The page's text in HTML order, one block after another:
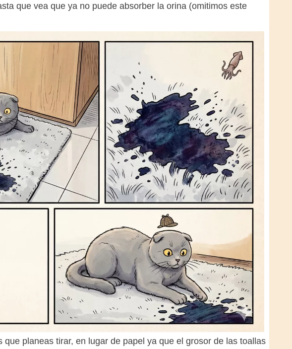
que vea que ya no puede absorber la orina (omitimos este
planeas tirar, en lugar de papel ya que el grosor de las toallas